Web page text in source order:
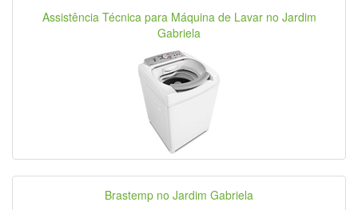
Assistência Técnica para Máquina de Lavar no Jardim
Gabriela
Brastemp no Jardim Gabriela